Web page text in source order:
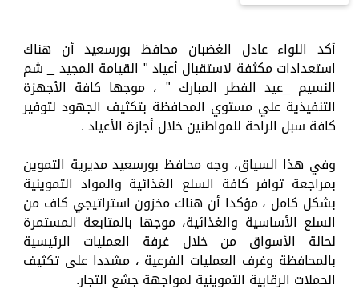
أكد اللواء عادل الغضبان محافظ بورسعيد أن هناك
استعدادات مكثفة لاستقبال أعياد " القيامة المجيد _ شم
النسيم _عيد الفطر المبارك " ، موجها كافة الأجهزة
التنفيذية علي مستوي المحافظة بتكثيف الجهود لتوفير
كافة سبل الراحة للمواطنين خلال أجازة الأعياد .
وفي هذا السياق، وجه محافظ بورسعيد مديرية التموين
بمراجعة توافر كافة السلع الغذائية والمواد التموينية
بشكل كامل ، مؤكدا أن هناك مخزون استراتيجي كاف من
السلع الأساسية والغذائية، موجها بالمتابعة المستمرة
لحالة الأسواق من خلال غرفة العمليات الرئيسية
بالمحافظة وغرف العمليات الفرعية ، مشددا على تكثيف
الحملات الرقابية التموينية لمواجهة جشع التجار.